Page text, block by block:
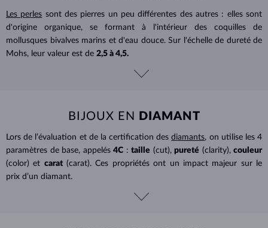
Les perles sont des pierres un peu différentes des autres : elles sont
d'origine organique, se formant à l'intérieur des coquilles de
mollusques bivalves marins et d'eau douce. Sur l'échelle de dureté de
Mohs, leur valeur est de 2,5 à 4,5.
BIJOUX EN DIAMANT
Lors de l’évaluation et de la certification desdiamants, on utilise les 4
paramètres de base, appelés 4C : taille (cut), pureté (clarity), couleur
(color) et carat (carat). Ces propriétés ont un impact majeur sur le
prix d’un diamant.